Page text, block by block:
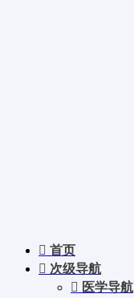
首页
次级导航
医学导航